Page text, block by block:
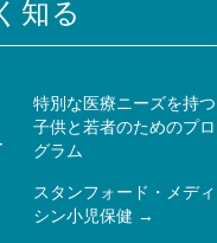
知る
特別な医療ニーズを持つ
子供と若者のためのプロ
グラム
スタンフォード・メディ
シン小児保健